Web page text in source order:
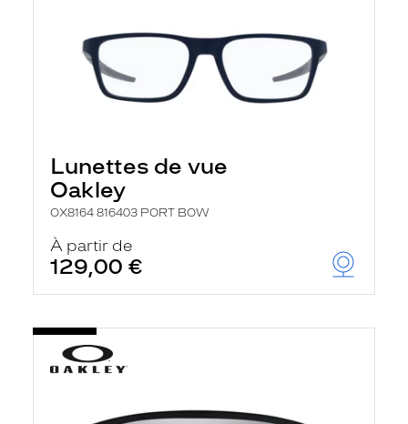
Lunettes de vue
Oakley
OX8164 816403 PORT BOW
À partir de
129,00 €